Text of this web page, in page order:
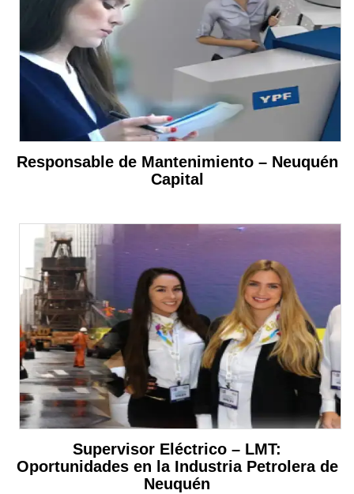
Responsable de Mantenimiento – Neuquén
Capital
Supervisor Eléctrico – LMT:
Oportunidades en la Industria Petrolera de
Neuquén